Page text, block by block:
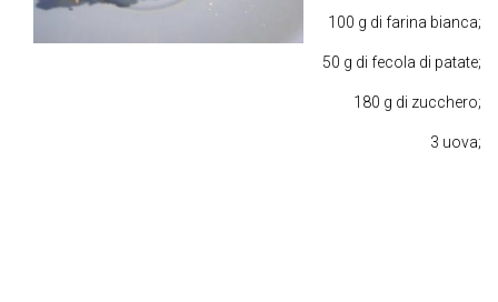
100 g di farina bianca;
50 g di fecola di patate;
180 g di zucchero;
3 uova;